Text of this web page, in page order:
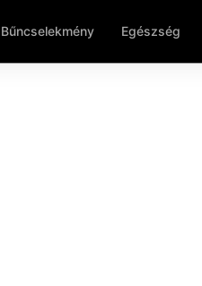
Bűncselekmény Egészség